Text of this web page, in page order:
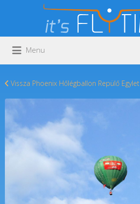
Keresés:
Menu
Vissza Phoenix Hőlégballon Repülő Egylet